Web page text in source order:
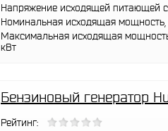
Напряжение исходящей питающей
Номинальная исходящая мощность,
Максимальная исходящая
кВт
Бензиновый генератор
Рейтинг: